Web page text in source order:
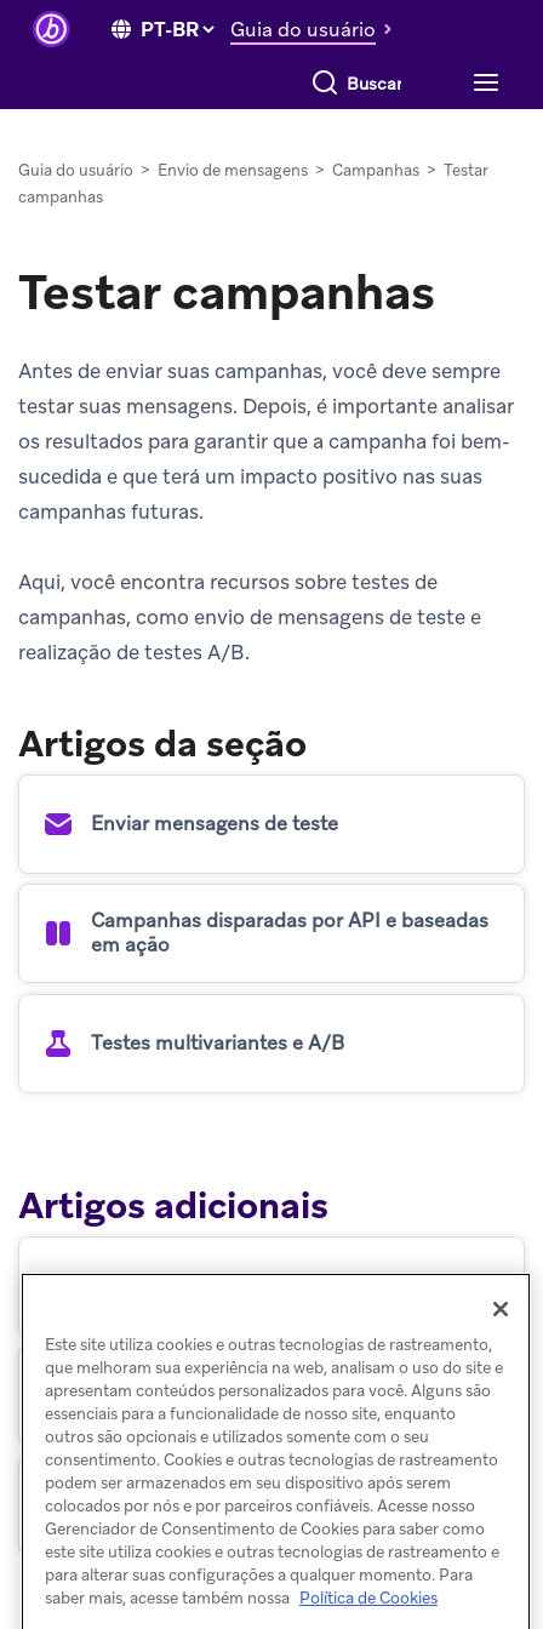
Guia do usuário
Buscar tudo
Guia do usuário > Envio de mensagens > Campanhas > Testar
campanhas
Testar campanhas
Antes de enviar suas campanhas, você deve sempre
testar suas mensagens. Depois, é importante analisar
os resultados para garantir que a campanha foi bem-
sucedida e que terá um impacto positivo nas suas
campanhas futuras.
Aqui, você encontra recursos sobre testes de
campanhas, como envio de mensagens de teste e
realização de testes A/B.
Artigos da seção
Enviar mensagens de teste
Campanhas disparadas por API e baseadas
em ação
Testes multivariantes e A/B
Artigos adicionais
Relatórios de retenção
Relatórios de funil
Este site utiliza cookies e outras tecnologias de rastreamento,
que melhoram sua experiência na web, analisam o uso do site e
apresentam conteúdos personalizados para você. Alguns são
essenciais para a funcionalidade de nosso site, enquanto
outros são opcionais e utilizados somente com o seu
consentimento. Cookies e outras tecnologias de rastreamento
podem ser armazenados em seu dispositivo após serem
colocados por nós e por parceiros confiáveis. Acesse nosso
Gerenciador de Consentimento de Cookies para saber como
este site utiliza cookies e outras tecnologias de rastreamento e
para alterar suas configurações a qualquer momento. Para
saber mais, acesse também nossa Política de Cookies